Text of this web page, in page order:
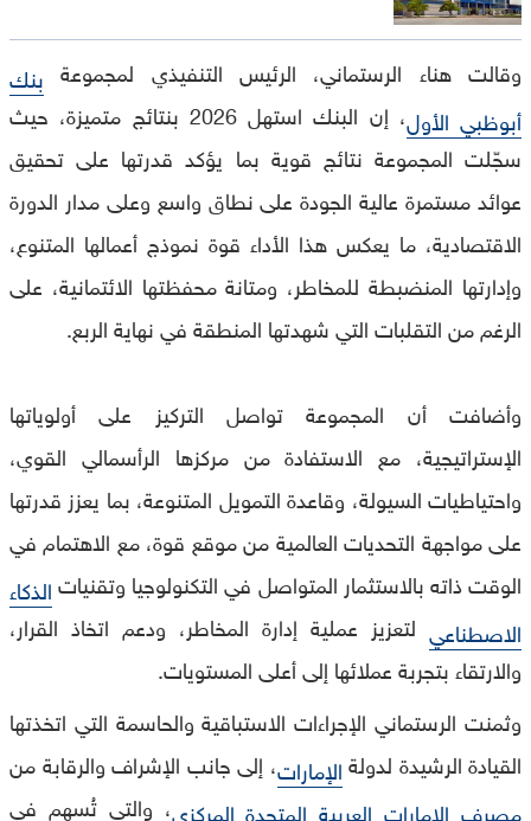
وقالت هناء الرستماني، الرئيس التنفيذي لمجموعة بنك
أبوظبي الأول
، إن البنك استهل 2026 بنتائج متميزة، حيث
سجّلت المجموعة نتائج قوية بما يؤكد قدرتها على تحقيق
عوائد مستمرة عالية الجودة على نطاق واسع وعلى مدار الدورة
الاقتصادية، ما يعكس هذا الأداء قوة نموذج أعمالها المتنوع،
وإدارتها المنضبطة للمخاطر، ومتانة محفظتها الائتمانية، على
الرغم من التقلبات التي شهدتها المنطقة في نهاية الربع.
وأضافت أن المجموعة تواصل التركيز على أولوياتها
الإستراتيجية، مع الاستفادة من مركزها الرأسمالي القوي،
واحتياطيات السيولة، وقاعدة التمويل المتنوعة، بما يعزز قدرتها
على مواجهة التحديات العالمية من موقع قوة، مع الاهتمام في
الوقت ذاته بالاستثمار المتواصل في التكنولوجيا وتقنياتالذكاء
الاصطناعي لتعزيز عملية إدارة المخاطر، ودعم اتخاذ القرار،
والارتقاء بتجربة عملائها إلى أعلى المستويات.
وثمنت الرستماني الإجراءات الاستباقية والحاسمة التي اتخذتها
القيادة الرشيدة لدولةالإمارات، إلى جانب الإشراف والرقابة من
مصرف الإمارات العربية المتحدة المركزي، والتي تُسهم في